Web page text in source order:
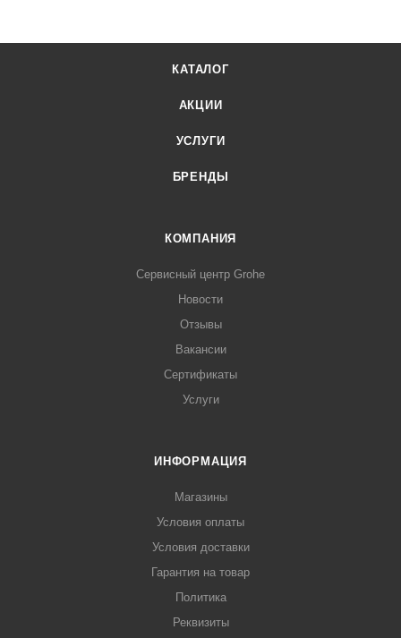
КАТАЛОГ
АКЦИИ
УСЛУГИ
БРЕНДЫ
КОМПАНИЯ
Сервисный центр Grohe
Новости
Отзывы
Вакансии
Сертификаты
Услуги
ИНФОРМАЦИЯ
Магазины
Условия оплаты
Условия доставки
Гарантия на товар
Политика
Реквизиты